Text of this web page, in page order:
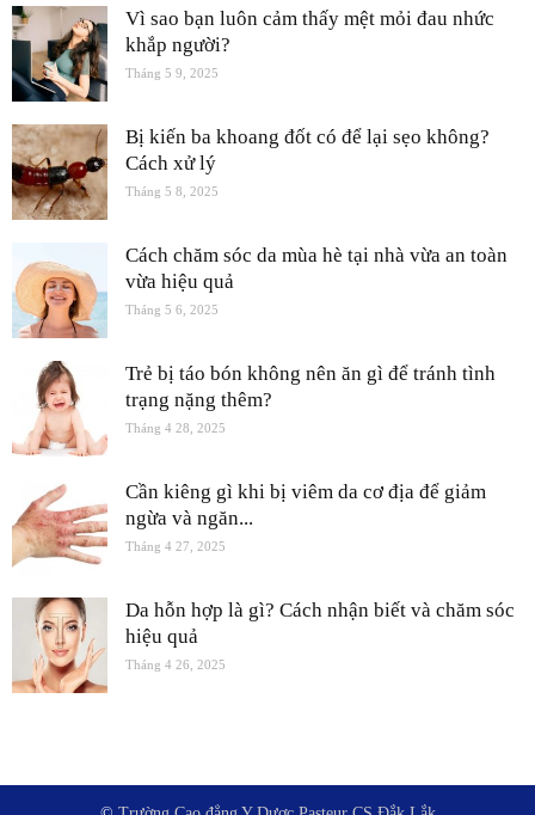
Vì sao bạn luôn cảm thấy mệt mỏi đau nhức
khắp người?
Tháng 5 9, 2025
Bị kiến ba khoang đốt có để lại sẹo không?
Cách xử lý
Tháng 5 8, 2025
Cách chăm sóc da mùa hè tại nhà vừa an toàn
vừa hiệu quả
Tháng 5 6, 2025
Trẻ bị táo bón không nên ăn gì để tránh tình
trạng nặng thêm?
Tháng 4 28, 2025
Cần kiêng gì khi bị viêm da cơ địa để giảm
ngừa và ngăn...
Tháng 4 27, 2025
Da hỗn hợp là gì? Cách nhận biết và chăm sóc
hiệu quả
Tháng 4 26, 2025